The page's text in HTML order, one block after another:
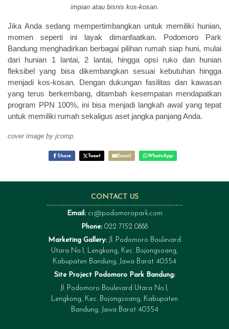
impian atau bisnis kos-kosan.
Jika Anda sedang mempertimbangkan untuk memiliki hunian,
momen seperti ini layak dimanfaatkan. Podomoro Park
Bandung menghadirkan berbagai pilihan rumah siap huni, mulai
dari hunian 1 lantai, 2 lantai, hingga opsi ruko dan hunian
fleksibel yang bisa dikembangkan sesuai kebutuhan hingga
menjadi kos-kosan. Dengan dukungan fasilitas dan kawasan
yang terus berkembang, ditambah kesempatan mendapatkan
program PPN 100%, ini bisa menjadi langkah awal yang tepat
untuk memiliki rumah sekaligus aset jangka panjang Anda.
cover image by jcomp.
Share Tweet Email WhatsApp
CONTACT US
Email: cr@podomoropark.com
Phone: 022 7152 0888
Marketing Gallery: Jl. Podomoro Boulevard
Utara No.1, Lengkong, Kec. Bojongsoang,
Kabupaten Bandung, Jawa Barat 40354
Site Project Podomoro Park Bandung:
Jl. Podomoro Boulevard Utara No.1,
Lengkong, Kec. Bojongsoang, Kabupaten
Bandung, Jawa Barat 40354